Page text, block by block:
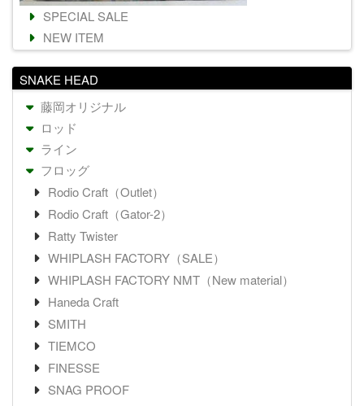
SPECIAL SALE
NEW ITEM
SNAKE HEAD
藤岡オリジナル
ロッド
ライン
フロッグ
Rodio Craft（Outlet）
Rodio Craft（Gator-2）
Ratty Twister
WHIPLASH FACTORY（SALE）
WHIPLASH FACTORY NMT（New material）
Haneda Craft
SMITH
TIEMCO
FINESSE
SNAG PROOF